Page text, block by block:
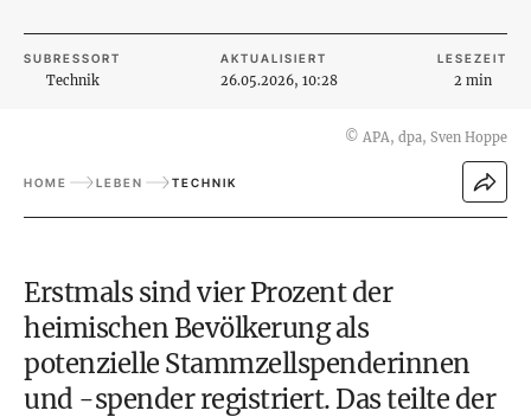
SUBRESSORT
Technik
AKTUALISIERT
26.05.2026, 10:28
LESEZEIT
2 min
© APA, dpa, Sven Hoppe
HOME LEBEN TECHNIK
Erstmals sind vier Prozent der
heimischen Bevölkerung als
potenzielle Stammzellspenderinnen
und -spender registriert. Das teilte der